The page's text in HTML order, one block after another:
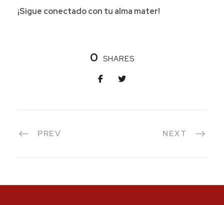
¡Sigue conectado con tu alma mater!
0 SHARES
PREV NEXT